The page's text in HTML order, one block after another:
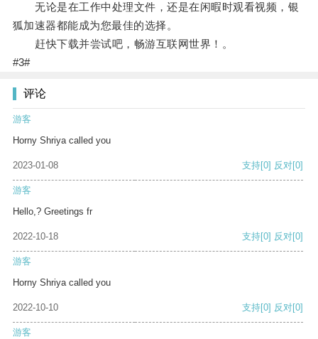
无论是在工作中处理文件，还是在闲暇时观看视频，银
狐加速器都能成为您最佳的选择。
赶快下载并尝试吧，畅游互联网世界！。
#3#
评论
游客
Horny Shriya called you
2023-01-08 支持[0] 反对[0]
游客
Hello,? Greetings fr
2022-10-18 支持[0] 反对[0]
游客
Horny Shriya called you
2022-10-10 支持[0] 反对[0]
游客